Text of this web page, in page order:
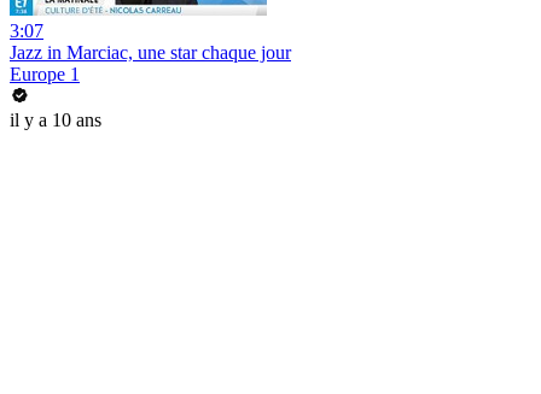
3:07
Jazz in Marciac, une star chaque jour
Europe 1
il y a 10 ans